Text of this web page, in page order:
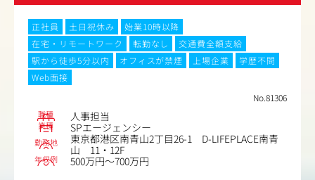
正社員 土日祝休み
始業10時以降
在宅・リモートワーク
転勤なし
交通費全額支給
駅から徒歩5分以内
オフィスが禁煙 上場企業
学歴不問
Web面接
No.81306
職種 人事担当
業種 SPエージェンシー
勤務地
東京都港区南青山2丁目26-1 D-LIFEPLACE南青
山 11・12F
年収例 500万円～700万円